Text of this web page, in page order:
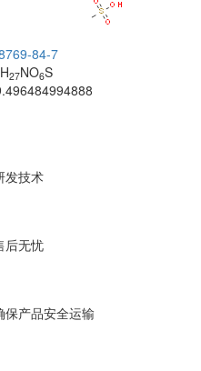
84-7
H27NO6S
发技术
后无忧
保产品安全运输